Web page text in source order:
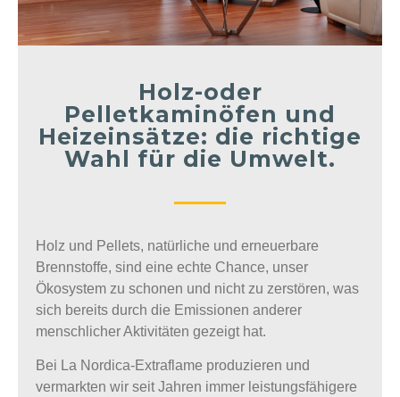
Holz-oder
Pelletkaminöfen und
Heizeinsätze: die richtige
Wahl für die Umwelt.
Holz und Pellets, natürliche und erneuerbare
Brennstoffe, sind eine echte Chance, unser
Ökosystem zu schonen und nicht zu zerstören, was
sich bereits durch die Emissionen anderer
menschlicher Aktivitäten gezeigt hat.
Bei La Nordica-Extraflame produzieren und
vermarkten wir seit Jahren immer leistungsfähigere